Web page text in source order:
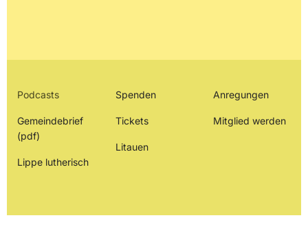
Podcasts
Gemeindebrief
(pdf)
Lippe lutherisch
Spenden
Tickets
Litauen
Anregungen
Mitglied werden